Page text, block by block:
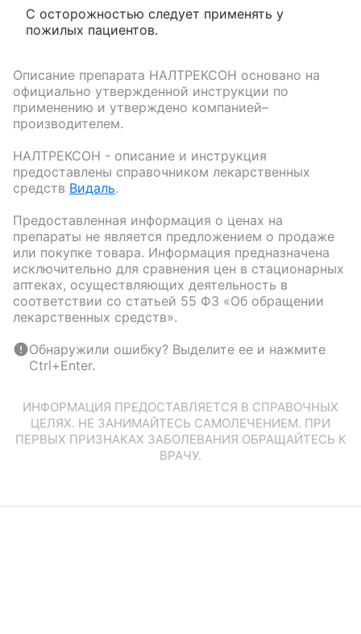
С осторожностью следует применять у
пожилых пациентов.
Описание препарата НАЛТРЕКСОН основано на
официально утвержденной инструкции по
применению и утверждено компанией–
производителем.
НАЛТРЕКСОН - описание и инструкция
предоставлены справочником лекарственных
средств Видаль.
Предоставленная информация о ценах на
препараты не является предложением о продаже
или покупке товара. Информация предназначена
исключительно для сравнения цен в стационарных
аптеках, осуществляющих деятельность в
соответствии со статьей 55 ФЗ «Об обращении
лекарственных средств».
Обнаружили ошибку? Выделите ее и нажмите
Ctrl+Enter.
ИНФОРМАЦИЯ ПРЕДОСТАВЛЯЕТСЯ В СПРАВОЧНЫХ
ЦЕЛЯХ. НЕ ЗАНИМАЙТЕСЬ САМОЛЕЧЕНИЕМ. ПРИ
ПЕРВЫХ ПРИЗНАКАХ ЗАБОЛЕВАНИЯ ОБРАЩАЙТЕСЬ К
ВРАЧУ.